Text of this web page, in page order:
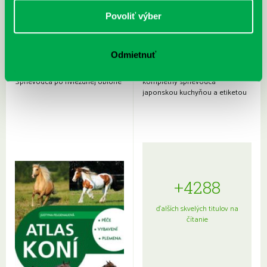
Povoliť výber
Odmietnuť
Sprievodca po hviezdnej oblohe
kompletný sprievodca
japonskou kuchyňou a etiketou
+4288
ďalších skvelých titulov na
čítanie